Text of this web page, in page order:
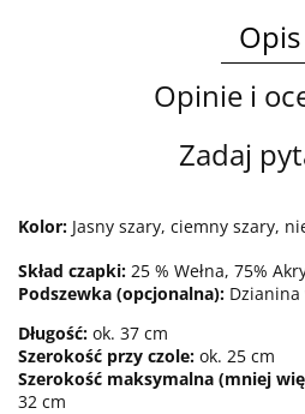
Opis
Opinie i
Zadaj
Kolor: Jasny szary, ciemny szary,
Skład czapki: 25 % Wełna, 75%
Podszewka (opcjonalna): Dzianina
Długość: ok. 37 cm
Szerokość przy czole: ok. 25 cm
Szerokość maksymalna (mniej
32 cm